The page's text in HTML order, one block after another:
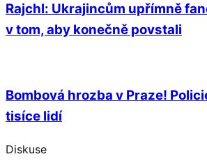
Rajchl: Ukrajincům upřímně
v tom, aby konečně povstali
Bombová hrozba v Praze!
tisíce lidí
Diskuse